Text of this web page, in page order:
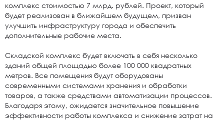
комплекс стоимостью 7 млрд. рублей. Проект, который
будет реализован в ближайшем будущем, призван
улучшить инфраструктуру города и обеспечить
дополнительные рабочие места.
Складской комплекс будет включать в себя несколько
зданий общей площадью более 100 000 квадратных
метров. Все помещения будут оборудованы
современными системами хранения и обработки
товаров, а также средствами автоматизации процессов.
Благодаря этому, ожидается значительное повышение
эффективности работы комплекса и снижение затрат на